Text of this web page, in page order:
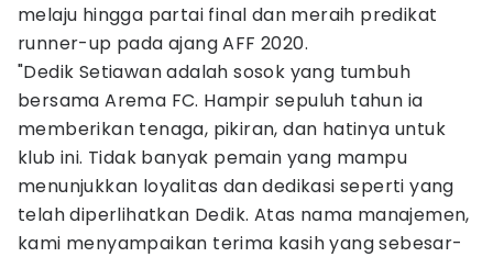
melaju hingga partai final dan meraih predikat
runner-up pada ajang AFF 2020.
"Dedik Setiawan adalah sosok yang tumbuh
bersama Arema FC. Hampir sepuluh tahun ia
memberikan tenaga, pikiran, dan hatinya untuk
klub ini. Tidak banyak pemain yang mampu
menunjukkan loyalitas dan dedikasi seperti yang
telah diperlihatkan Dedik. Atas nama manajemen,
kami menyampaikan terima kasih yang sebesar-